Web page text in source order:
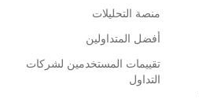
منصة التحليلات
أفضل المتداولين
تقييمات المستخدمين لشركات
التداول